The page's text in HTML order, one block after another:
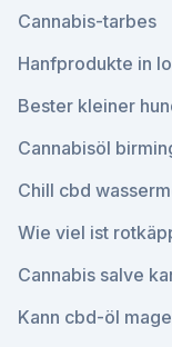
Cannabis-tarbes
Hanfprodukte in
Bester kleiner
Cannabisöl
Chill cbd
Wie viel ist
Cannabis salve
Kann cbd-öl